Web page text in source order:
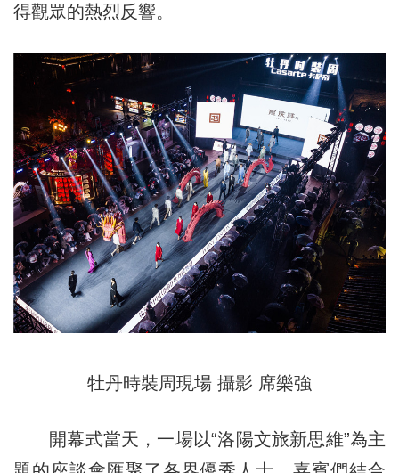
得觀眾的熱烈反響。
牡丹時裝周現場 攝影 席樂強
開幕式當天，一場以“洛陽文旅新思維”為主